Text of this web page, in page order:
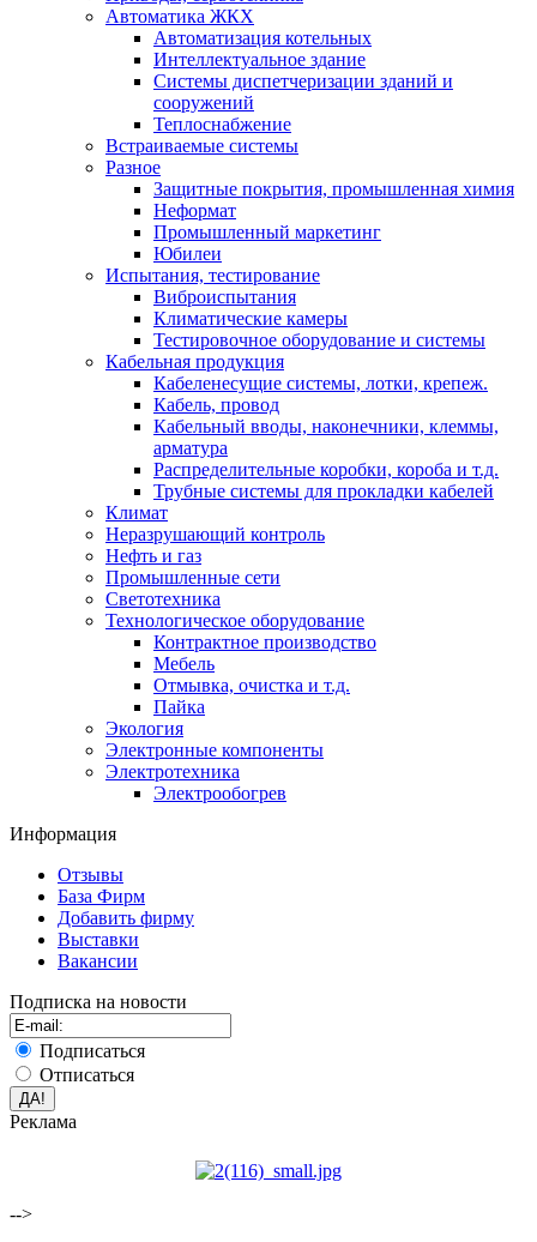
Автоматика ЖКХ
Автоматизация котельных
Интеллектуальное здание
Системы диспетчеризации зданий и
сооружений
Теплоснабжение
Встраиваемые системы
Разное
Защитные покрытия, промышленная химия
Неформат
Промышленный маркетинг
Юбилеи
Испытания, тестирование
Виброиспытания
Климатические камеры
Тестировочное оборудование и системы
Кабельная продукция
Кабеленесущие системы, лотки, крепеж.
Кабель, провод
Кабельный вводы, наконечники, клеммы,
арматура
Распределительные коробки, короба и т.д.
Трубные системы для прокладки кабелей
Климат
Неразрушающий контроль
Нефть и газ
Промышленные сети
Светотехника
Технологическое оборудование
Контрактное производство
Мебель
Отмывка, очистка и т.д.
Пайка
Экология
Электронные компоненты
Электротехника
Электрообогрев
Информация
Отзывы
База Фирм
Добавить фирму
Выставки
Вакансии
Подписка на новости
Подписаться
Отписаться
Реклама
-->